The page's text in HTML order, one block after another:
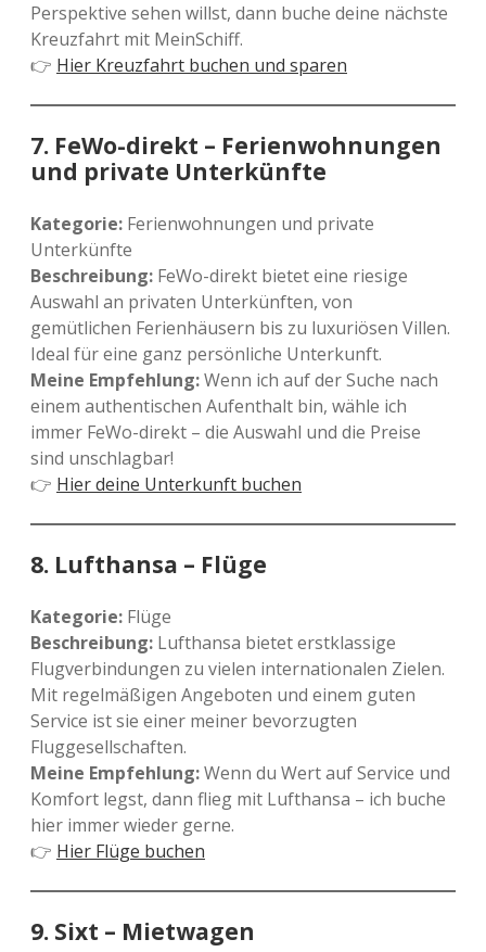
Perspektive sehen willst, dann buche deine nächste
Kreuzfahrt mit MeinSchiff.
👉 Hier Kreuzfahrt buchen und sparen
7. FeWo-direkt – Ferienwohnungen
und private Unterkünfte
Kategorie: Ferienwohnungen und private
Unterkünfte
Beschreibung: FeWo-direkt bietet eine riesige
Auswahl an privaten Unterkünften, von
gemütlichen Ferienhäusern bis zu luxuriösen Villen.
Ideal für eine ganz persönliche Unterkunft.
Meine Empfehlung:Wenn ich auf der Suche nach
einem authentischen Aufenthalt bin, wähle ich
immer FeWo-direkt – die Auswahl und die Preise
sind unschlagbar!
👉 Hier deine Unterkunft buchen
8. Lufthansa – Flüge
Kategorie: Flüge
Beschreibung: Lufthansa bietet erstklassige
Flugverbindungen zu vielen internationalen Zielen.
Mit regelmäßigen Angeboten und einem guten
Service ist sie einer meiner bevorzugten
Fluggesellschaften.
Meine Empfehlung:Wenn du Wert auf Service und
Komfort legst, dann flieg mit Lufthansa – ich buche
hier immer wieder gerne.
👉 Hier Flüge buchen
9. Sixt – Mietwagen